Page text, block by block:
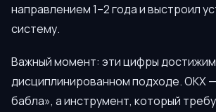
направлением 1–2 года и выстроил
систему.
Важный момент: эти цифры
дисциплинированном подходе. OKX
бабла», а инструмент, который